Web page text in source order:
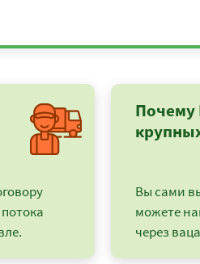
Почему
Вы сами
можете
через